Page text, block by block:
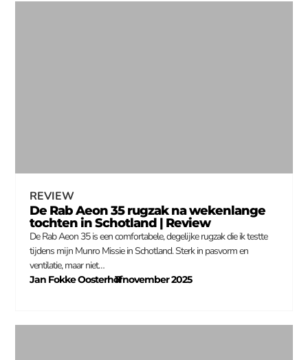
REVIEW
De Rab Aeon 35 rugzak na wekenlange
tochten in Schotland | Review
De Rab Aeon 35 is een comfortabele, degelijke rugzak die ik testte
tijdens mijn Munro Missie in Schotland. Sterk in pasvorm en
ventilatie, maar niet…
Jan Fokke Oosterhof
–
11 november 2025